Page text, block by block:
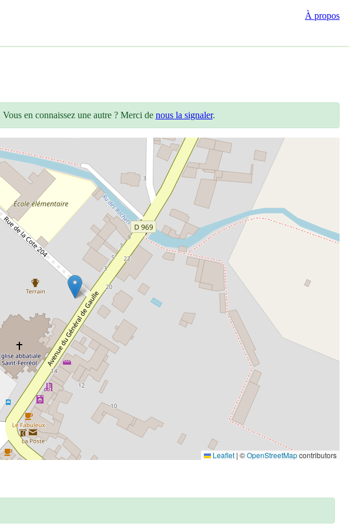
À propos
en connaissez une autre ? Merci de nous la signaler.
Leaflet | ©OpenStreetMapcontributors